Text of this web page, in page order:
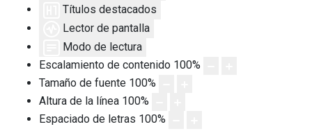
Títulos destacados
Lector de pantalla
Modo de lectura
Escalamiento de contenido 100%
Tamaño de fuente 100%
Altura de la línea 100%
Espaciado de letras 100%